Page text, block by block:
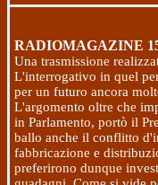
RADIOMAGAZINE
Una trasmissione
L'interrogativo in quel
per un futuro ancora
L'argomento oltre che
in Parlamento, portò il
ballo anche il conflitto
fabbricazione e
preferirono dunque